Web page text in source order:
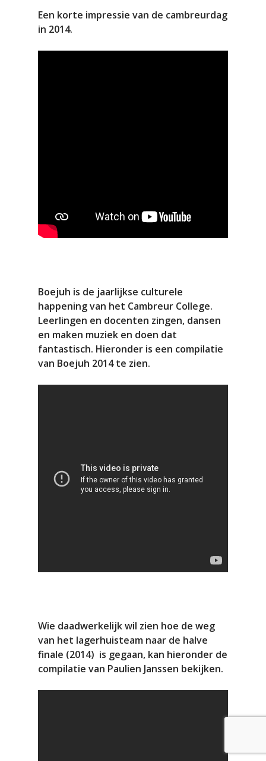
Een korte impressie van de cambreurdag
in 2014.
Boejuh is de jaarlijkse culturele
happening van het Cambreur College.
Leerlingen en docenten zingen, dansen
en maken muziek en doen dat
fantastisch. Hieronder is een compilatie
van Boejuh 2014 te zien.
Wie daadwerkelijk wil zien hoe de weg
van het lagerhuisteam naar de halve
finale (2014) is gegaan, kan hieronder de
compilatie van Paulien Janssen bekijken.